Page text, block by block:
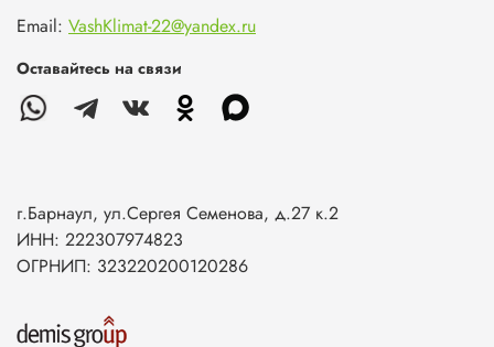
Email: VashKlimat-22@yandex.ru
Оставайтесь на связи
г.Барнаул, ул.Сергея Семенова, д.27 к.2
ИНН: 222307974823
ОГРНИП: 323220200120286